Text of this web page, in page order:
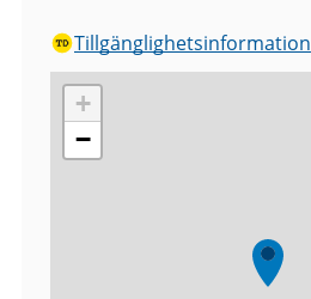
Tillgänglighetsinformation
+
−